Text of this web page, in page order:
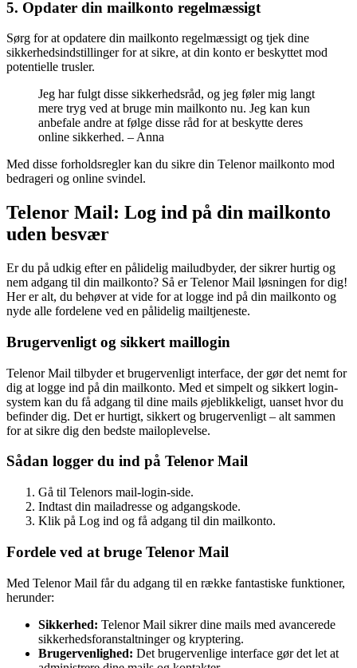
5. Opdater din mailkonto regelmæssigt
Sørg for at opdatere din mailkonto regelmæssigt og tjek dine
sikkerhedsindstillinger for at sikre, at din konto er beskyttet mod
potentielle trusler.
Jeg har fulgt disse sikkerhedsråd, og jeg føler mig langt
mere tryg ved at bruge min mailkonto nu. Jeg kan kun
anbefale andre at følge disse råd for at beskytte deres
online sikkerhed. – Anna
Med disse forholdsregler kan du sikre din Telenor mailkonto mod
bedrageri og online svindel.
Telenor Mail: Log ind på din mailkonto
uden besvær
Er du på udkig efter en pålidelig mailudbyder, der sikrer hurtig og
nem adgang til din mailkonto? Så er Telenor Mail løsningen for dig!
Her er alt, du behøver at vide for at logge ind på din mailkonto og
nyde alle fordelene ved en pålidelig mailtjeneste.
Brugervenligt og sikkert maillogin
Telenor Mail tilbyder et brugervenligt interface, der gør det nemt for
dig at logge ind på din mailkonto. Med et simpelt og sikkert login-
system kan du få adgang til dine mails øjeblikkeligt, uanset hvor du
befinder dig. Det er hurtigt, sikkert og brugervenligt – alt sammen
for at sikre dig den bedste mailoplevelse.
Sådan logger du ind på Telenor Mail
Gå til Telenors mail-login-side.
Indtast din mailadresse og adgangskode.
Klik på Log ind og få adgang til din mailkonto.
Fordele ved at bruge Telenor Mail
Med Telenor Mail får du adgang til en række fantastiske funktioner,
herunder:
Sikkerhed: Telenor Mail sikrer dine mails med avancerede
sikkerhedsforanstaltninger og kryptering.
Brugervenlighed: Det brugervenlige interface gør det let at